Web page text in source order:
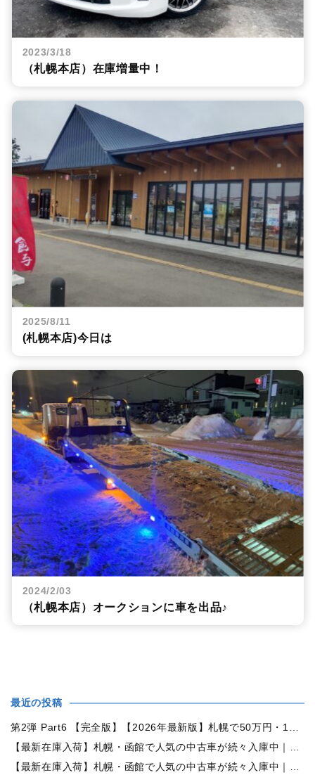
2023/3/18
（札幌本店）在庫増量中！
2025/8/11
(札幌本店)今日は
2024/2/03
（札幌本店）オークションに車を出品♪
最近の投稿
第2弾 Part6 【完全版】【2026年最新版】札幌で50万円・100万円・150万円ならどんな中古車が買える？予算別中古車選び完全ガイド
【最新在庫入荷】札幌・函館で人気の中古車が続々入庫中｜早い者勝ち！【トヨタ ヴォクシー2.0ZS煌Ⅱ 4WD】
【最新在庫入荷】札幌・函館で人気の中古車が続々入庫中｜早い者勝ち！【ダイハツ タント660カスタムX 4WD】